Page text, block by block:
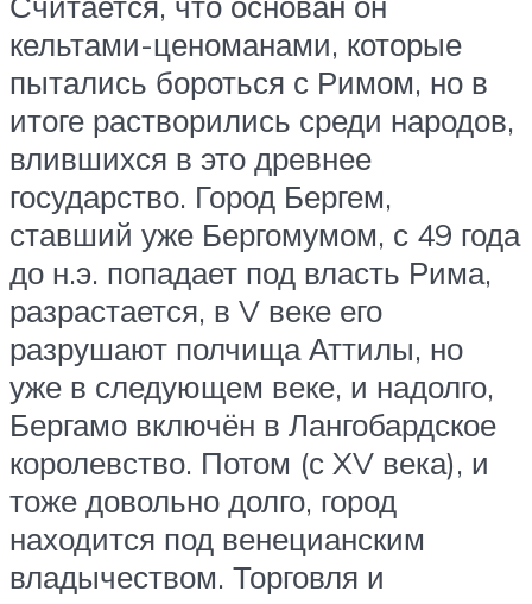
кельтами-ценоманами, которые
пытались бороться с Римом, но в
итоге растворились среди народов,
влившихся в это древнее
государство. Город Бергем,
ставший уже Бергомумом, с 49 года
до н.э. попадает под власть Рима,
разрастается, в V веке его
разрушают полчища Аттилы, но
уже в следующем веке, и надолго,
Бергамо включён в Лангобардское
королевство. Потом (с XV века), и
тоже довольно долго, город
находится под венецианским
владычеством. Торговля и